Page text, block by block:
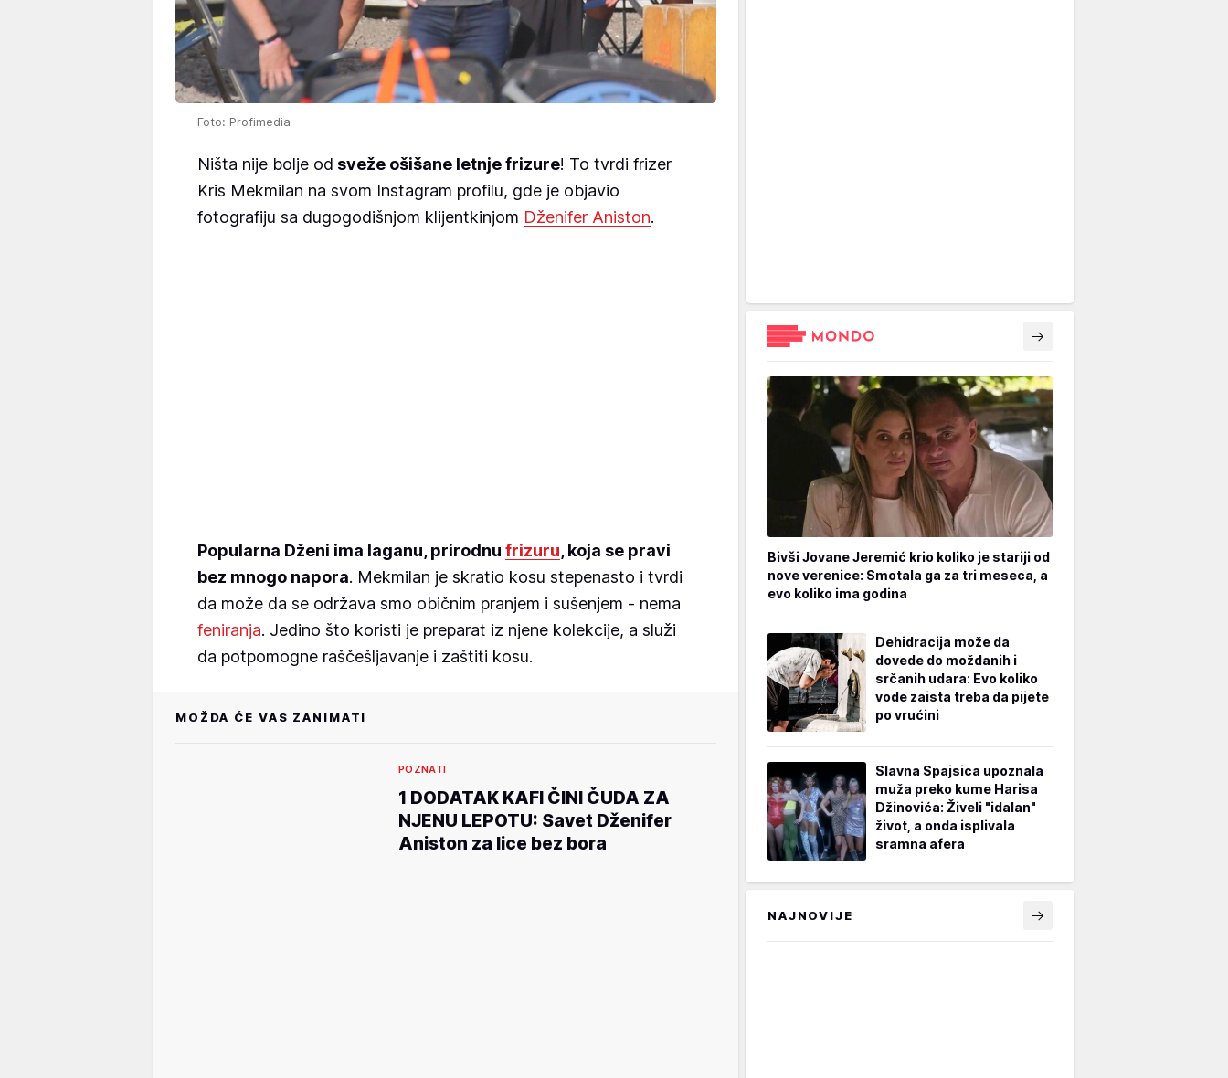
Foto: Profimedia
Ništa nije bolje od sveže ošišane letnje frizure! To tvrdi frizer
Kris Mekmilan na svom Instagram profilu, gde je objavio
fotografiju sa dugogodišnjom klijentkinjom Dženifer Aniston.
Popularna Dženi ima laganu, prirodnu frizuru, koja se pravi
bez mnogo napora. Mekmilan je skratio kosu stepenasto i tvrdi
da može da se održava smo običnim pranjem i sušenjem - nema
feniranja. Jedino što koristi je preparat iz njene kolekcije, a služi
da potpomogne raščešljavanje i zaštiti kosu.
MOŽDA ĆE VAS ZANIMATI
POZNATI
1 DODATAK KAFI ČINI ČUDA ZA
NJENU LEPOTU: Savet Dženifer
Aniston za lice bez bora
Bivši Jovane Jeremić krio koliko je stariji od
nove verenice: Smotala ga za tri meseca, a
evo koliko ima godina
Dehidracija može da
dovede do moždanih i
srčanih udara: Evo koliko
vode zaista treba da pijete
po vrućini
Slavna Spajsica upoznala
muža preko kume Harisa
Džinovića: Živeli "idalan"
život, a onda isplivala
sramna afera
NAJNOVIJE